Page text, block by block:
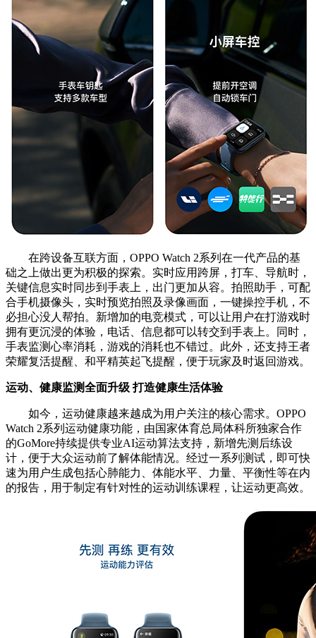
在跨设备互联方面，OPPO Watch 2系列在一代产品的基
础之上做出更为积极的探索。实时应用跨屏，打车、导航时，
关键信息实时同步到手表上，出门更加从容。拍照助手，可配
合手机摄像头，实时预览拍照及录像画面，一键操控手机，不
必担心没人帮拍。新增加的电竞模式，可以让用户在打游戏时
拥有更沉浸的体验，电话、信息都可以转交到手表上。同时，
手表监测心率消耗，游戏的消耗也不错过。此外，还支持王者
荣耀复活提醒、和平精英起飞提醒，便于玩家及时返回游戏。
运动、健康监测全面升级 打造健康生活体验
如今，运动健康越来越成为用户关注的核心需求。OPPO
Watch 2系列运动健康功能，由国家体育总局体科所独家合作
的GoMore持续提供专业AI运动算法支持，新增先测后练设
计，便于大众运动前了解体能情况。经过一系列测试，即可快
速为用户生成包括心肺能力、体能水平、力量、平衡性等在内
的报告，用于制定有针对性的运动训练课程，让运动更高效。